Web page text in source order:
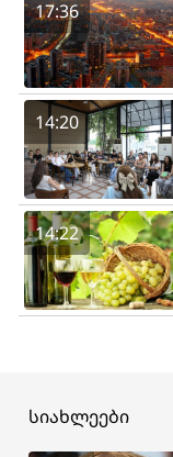
17:36
14:20
14:22
სიახლეები